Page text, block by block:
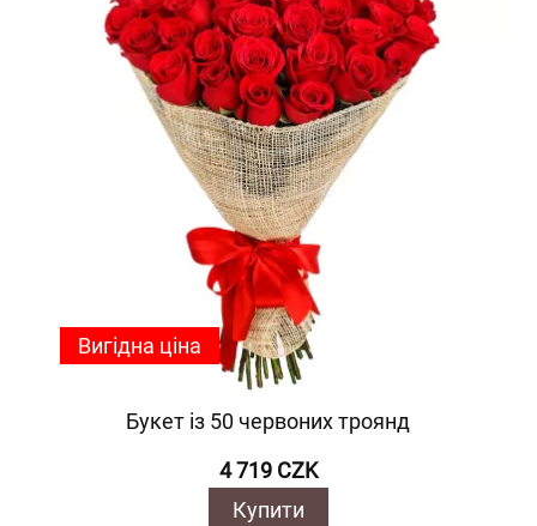
Букет із 50 червоних троянд
4 719 CZK
Купити
Вигідна ціна